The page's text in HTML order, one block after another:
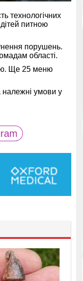
технологічних
питною
порушень.
області.
Ще 25 меню
умови у